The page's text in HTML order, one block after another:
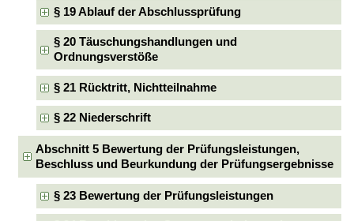
§ 19 Ablauf der Abschlussprüfung
§ 20 Täuschungshandlungen und
Ordnungsverstöße
§ 21 Rücktritt, Nichtteilnahme
§ 22 Niederschrift
Abschnitt 5 Bewertung der Prüfungsleistungen,
Beschluss und Beurkundung der Prüfungsergebnisse
§ 23 Bewertung der Prüfungsleistungen